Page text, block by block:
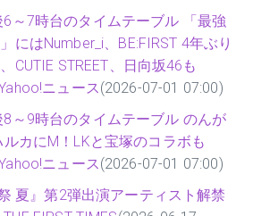
6～7時台のタイムテーブル 「最強
にはNumber_i、BE:FIRST 4年ぶり
CUTIE STREET、日向坂46も
ニュース(2026-07-01 07:00)
8～9時台のタイムテーブル のんが
カにM！LKと宝塚のコラボも
ニュース(2026-07-01 07:00)
夏』第2弾出演アーティスト解禁